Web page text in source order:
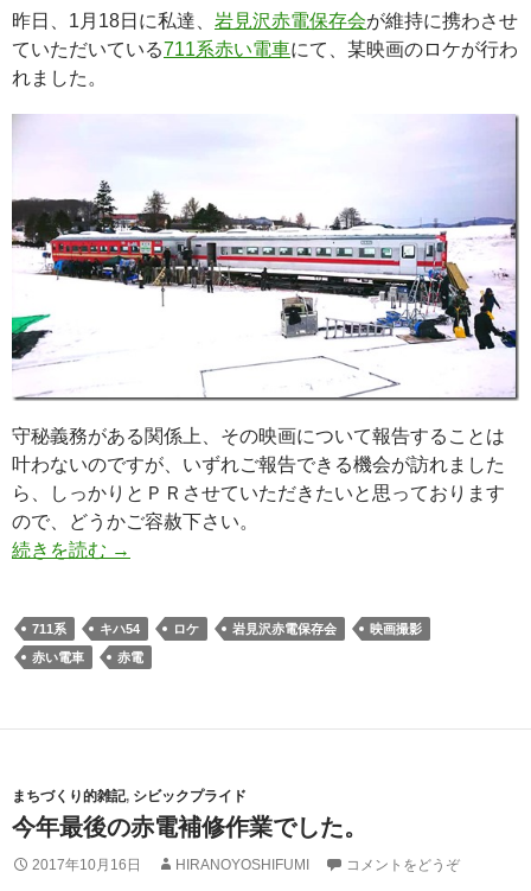
昨日、1月18日に私達、 岩見沢赤電保存会が維持に携わさせ
ていただいている711系赤い電車にて、某映画のロケが行わ
れました。
守秘義務がある関係上、その映画について報告することは
叶わないのですが、いずれご報告できる機会が訪れました
ら、しっかりとＰＲさせていただきたいと思っております
ので、どうかご容赦下さい。
続きを読む →
711系 キハ54 ロケ 岩見沢赤電保存会
映画撮影
赤い電車
赤電
まちづくり的雑記, シビックプライド
今年最後の赤電補修作業でした。
2017年10月16日 HIRANOYOSHIFUMI コメントをどうぞ